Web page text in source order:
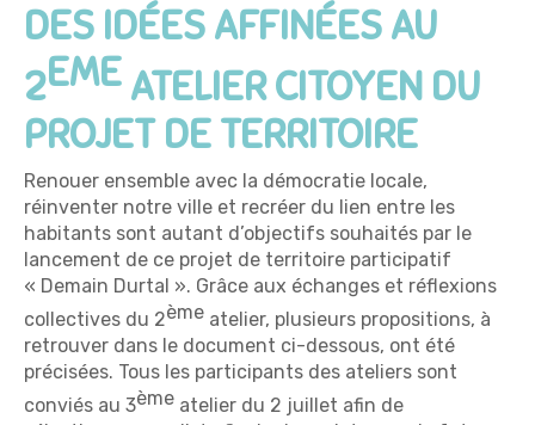
DES IDÉES AFFINÉES AU
2EMEATELIER CITOYEN DU
PROJET DE TERRITOIRE
Renouer ensemble avec la démocratie locale,
réinventer notre ville et recréer du lien entre les
habitants sont autant d’objectifs souhaités par le
lancement de ce projet de territoire participatif
« Demain Durtal ». Grâce aux échanges et réflexions
collectives du 2ème atelier, plusieurs propositions, à
retrouver dans le document ci-dessous, ont été
précisées. Tous les participants des ateliers sont
conviés au 3ème atelier du 2 juillet afin de